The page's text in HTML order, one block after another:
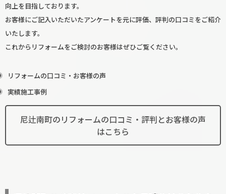
向上を目指しております。
お客様にご記入いただいたアンケートを元に評価、評判の口コミをご紹介
いたします。
これからリフォームをご検討のお客様はぜひご覧ください。
リフォームの口コミ・お客様の声
実績施工事例
尼辻南町のリフォームの口コミ・評判とお客様の声
はこちら